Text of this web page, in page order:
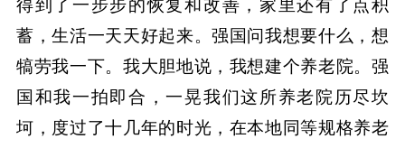
得到了一步步的恢复和改善，家里还有了点积
蓄，生活一天天好起来。强国问我想要什么，想
犒劳我一下。我大胆地说，我想建个养老院。强
国和我一拍即合，一晃我们这所养老院历尽坎
坷，度过了十几年的时光，在本地同等规格养老